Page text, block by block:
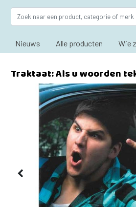
Nieuws Alle producten Wie
Traktaat: Als u woorden